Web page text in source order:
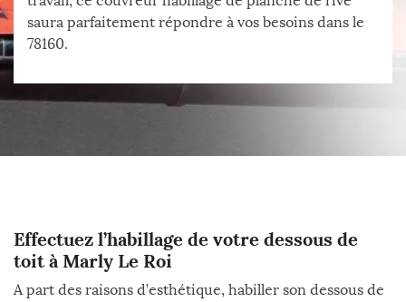
saura parfaitement répondre à vos besoins dans le
78160.
Effectuez l’habillage de votre dessous de
toit à Marly Le Roi
A part des raisons d’esthétique, habiller son dessous de